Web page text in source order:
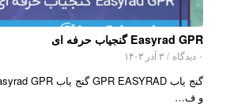
Easyrad GPR گنجیاب حرفه ای
۰ دیدگاه / ۳ آذر ۱۴۰۳
و ف…